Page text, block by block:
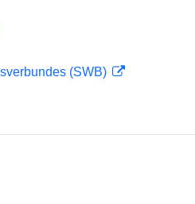
(SWB)